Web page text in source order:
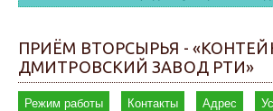
ПРИЁМ ВТОРСЫРЬЯ -
ДМИТРОВСКИЙ ЗАВОД РТИ»
Режим работы Контакты Адрес